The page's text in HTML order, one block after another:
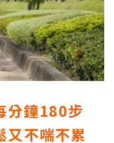
分鐘180步
又不喘不累